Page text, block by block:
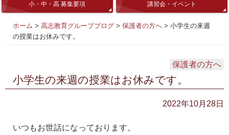
小・中・高 募集要項 講習会・イベント
ホーム > 高志教育グループブログ > 保護者の方へ > 小学生の来週
の授業はお休みです。
保護者の方へ
小学生の来週の授業はお休みです。
2022年10月28日
いつもお世話になっております。